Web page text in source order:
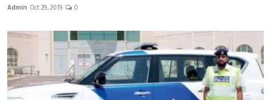
Admin Oct 29, 2019 0